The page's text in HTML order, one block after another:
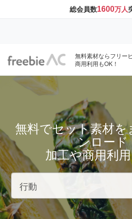
総会員数1600万人
無料素材ならフリー
商用利用もOK！
無料でセット素材
ンロード
加工や商用利